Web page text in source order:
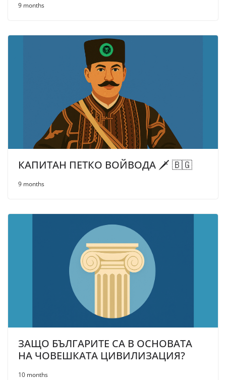
9 months
КАПИТАН ПЕТКО ВОЙВОДА 🗡️ 🇧🇬
9 months
ЗАЩО БЪЛГАРИТЕ СА В ОСНОВАТА
НА ЧОВЕШКАТА ЦИВИЛИЗАЦИЯ?
10 months